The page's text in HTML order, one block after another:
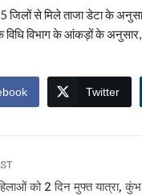
जिलों से मिले ताजा डेटा के
के विधि विभाग के आंकड़ों के
Twitter
को 2 दिन मुफ्त यात्रा,